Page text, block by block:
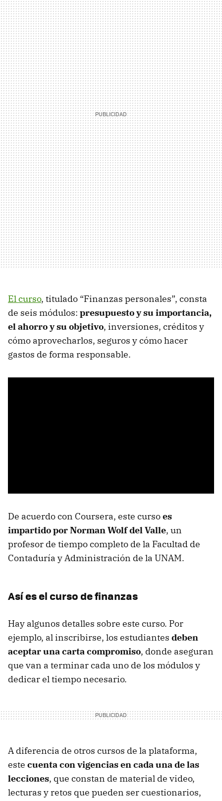
El curso, titulado “Finanzas personales”, consta
de seis módulos: presupuesto y su importancia,
el ahorro y su objetivo, inversiones, créditos y
cómo aprovecharlos, seguros y cómo hacer
gastos de forma responsable.
De acuerdo con Coursera, este cursoes
impartido por Norman Wolf del Valle, un
profesor de tiempo completo de la Facultad de
Contaduría y Administración de la UNAM.
Así es el curso de finanzas
Hay algunos detalles sobre este curso. Por
ejemplo, al inscribirse, los estudiantes deben
aceptar una carta compromiso, donde aseguran
que van a terminar cada uno de los módulos y
dedicar el tiempo necesario.
A diferencia de otros cursos de la plataforma,
este cuenta con vigencias en cada una de las
lecciones, que constan de material de video,
lecturas y retos que pueden ser cuestionarios,